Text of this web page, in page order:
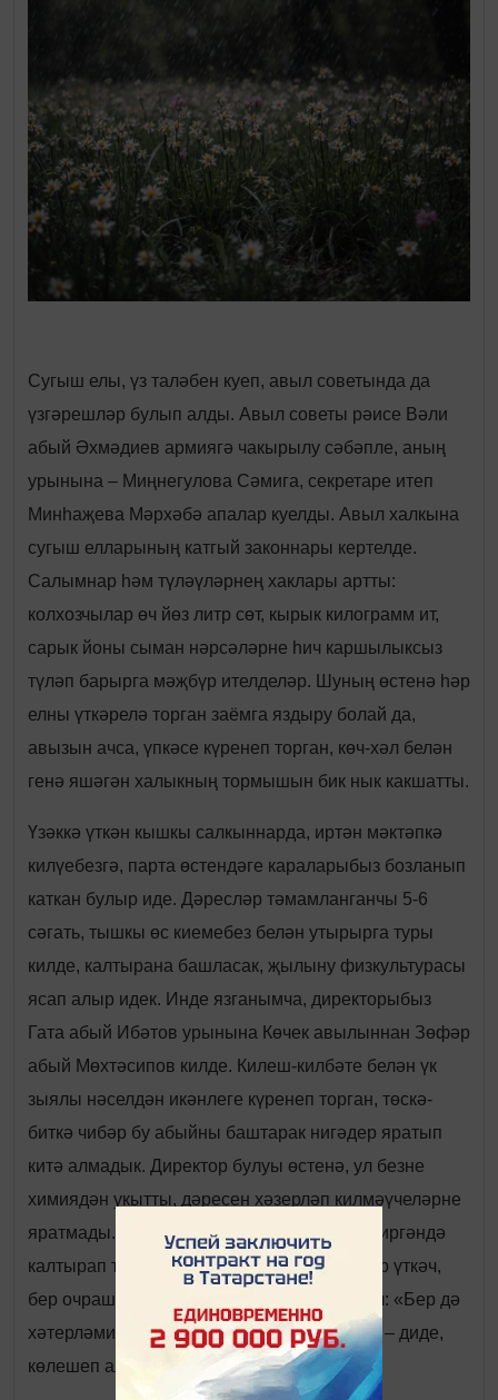
Сугыш елы, үз таләбен куеп, авыл советында да
үзгәрешләр булып алды. Авыл советы рәисе Вәли
абый Әхмәдиев армиягә чакырылу сәбәпле, аның
урынына – Миңнегулова Сәмига, секретаре итеп
Минһаҗева Мәрхәбә апалар куелды. Авыл халкына
сугыш елларының катгый законнары кертелде.
Салымнар һәм түләүләрнең хаклары артты:
колхозчылар өч йөз литр сөт, кырык килограмм ит,
сарык йоны сыман нәрсәләрне һич каршылыксыз
түләп барырга мәҗбүр ителделәр. Шуның өстенә һәр
елны үткәрелә торган заёмга яздыру болай да,
авызын ачса, үпкәсе күренеп торган, көч-хәл белән
генә яшәгән халыкның тормышын бик нык какшатты.
Үзәккә үткән кышкы салкыннарда, иртән мәктәпкә
килүебезгә, парта өстендәге караларыбыз бозланып
каткан булыр иде. Дәресләр тәмамланганчы 5-6
сәгать, тышкы өс киемебез белән утырырга туры
килде, калтырана башласак, җылыну физкультурасы
ясап алыр идек. Инде язганымча, директорыбыз
Гата абый Ибәтов урынына Көчек авылыннан Зөфәр
абый Мөхтәсипов килде. Килеш-килбәте белән үк
зыялы нәселдән икәнлеге күренеп торган, төскә-
биткә чибәр бу абыйны баштарак нигәдер яратып
китә алмадык. Директор булуы өстенә, ул безне
химиядән укытты, дәресен хәзерләп килмәүчеләрне
яратмады. Мин үзем дә химиядән җавап биргәндә
калтырап төшәр, тотлыгыр идем. Күп еллар үткәч,
бер очрашканда, моны үзенә дә әйттем. Ул: «Бер дә
хәтерләмим, ничек алай булды икән соң?» – диде,
көлешеп алдык.